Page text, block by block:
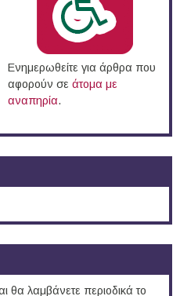
Ενημερωθείτε για άρθρα που
αφορούν σε άτομα με
αναπηρία.
θα λαμβάνετε περιοδικά το